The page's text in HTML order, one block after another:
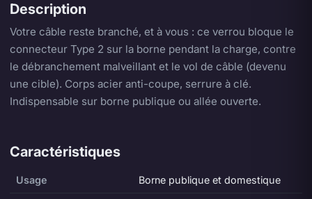
Description
Votre câble reste branché, et à vous : ce verrou bloque le
connecteur Type 2 sur la borne pendant la charge, contre
le débranchement malveillant et le vol de câble (devenu
une cible). Corps acier anti-coupe, serrure à clé.
Indispensable sur borne publique ou allée ouverte.
Caractéristiques
Usage Borne publique et domestique